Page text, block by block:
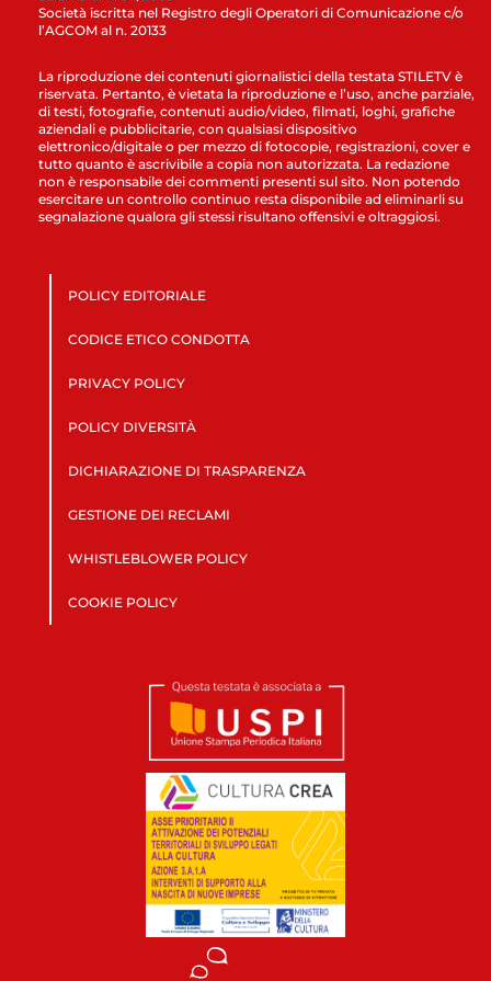
Società iscritta nel Registro degli Operatori di Comunicazione c/o
l’AGCOM al n. 20133
La riproduzione dei contenuti giornalistici della testata STILETV è
riservata. Pertanto, è vietata la riproduzione e l’uso, anche parziale,
di testi, fotografie, contenuti audio/video, filmati, loghi, grafiche
aziendali e pubblicitarie, con qualsiasi dispositivo
elettronico/digitale o per mezzo di fotocopie, registrazioni, cover e
tutto quanto è ascrivibile a copia non autorizzata. La redazione
non è responsabile dei commenti presenti sul sito. Non potendo
esercitare un controllo continuo resta disponibile ad eliminarli su
segnalazione qualora gli stessi risultano offensivi e oltraggiosi.
POLICY EDITORIALE
CODICE ETICO CONDOTTA
PRIVACY POLICY
POLICY DIVERSITÀ
DICHIARAZIONE DI TRASPARENZA
GESTIONE DEI RECLAMI
WHISTLEBLOWER POLICY
COOKIE POLICY